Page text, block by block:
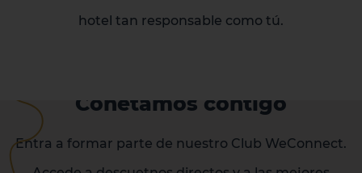
hotel tan responsable como tú.
Conetamos contigo
Entra a formar parte de nuestro Club WeConnect.